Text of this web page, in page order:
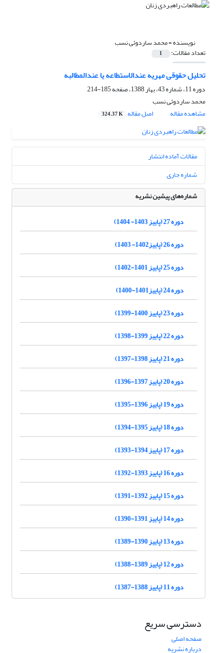
نویسنده =محمد ساردوئی نسب
تعداد مقالات: 1
تحلیل حقوقی مهریه عندالاستطاعه یا عندالمطالبه
دوره 11، شماره 43، بهار 1388، صفحه
185-214
محمد ساردوئی نسب
مشاهده مقاله
اصل مقاله 324.37 K
مقالات آماده انتشار
شماره جاری
شماره‌های پیشین نشریه
دوره 27 (پاییز 1403- 1404)
دوره 26 (پاییز1402- 1403)
دوره 25 (پاییز 1401-1402)
دوره 24 (پاییز1401-1400)
دوره 23 (پاییز 1400-1399)
دوره 22 (پاییز 1399-1398)
دوره 21 (پاییز 1398-1397)
دوره 20 (پاییز 1397-1396)
دوره 19 (پاییز 1396-1395)
دوره 18 (پاییز 1395-1394)
دوره 17 (پاییز 1394-1393)
دوره 16 (پاییز 1393-1392)
دوره 15 (پاییز 1392-1391)
دوره 14 (پاییز 1391-1390)
دوره 13 (پاییز 1390-1389)
دوره 12 (پاییز 1389-1388)
دوره 11 (پاییز 1388-1387)
دسترسی سریع
صفحه اصلی
درباره نشریه